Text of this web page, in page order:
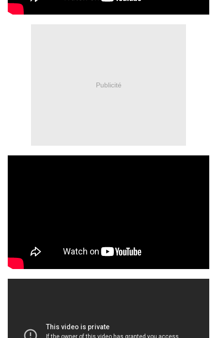
Publicité